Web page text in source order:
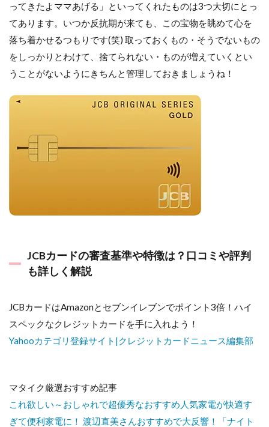
ってきたよママあげる」といってくれたものは3つ大切にとっ
てあります。いつか反抗期が来ても、この宝物を眺めて心を
落ち着かせるつもりです(笑) 取っておくもの・そうでないもの
をしっかりとわけて、捨てられない・ものが増えていくとい
うことがないようにきちんと管理しておきましょうね！
JCBカードの審査基準や特徴は？口コミや評判
も詳しく解説
JCBカードはAmazonとセブンイレブンでポイント3倍！ハイ
スペックなクレジットカードを手に入れよう！
Yahooカテゴリ登録サイト|クレジットカードニュース編集部
マタイク厳選おすすめ記事
これ欲しい～おしゃれで超優秀なおすすめ人気家電が快適す
ぎて便利家電に！ 渡辺直美さんおすすめで大反響！「ナイト